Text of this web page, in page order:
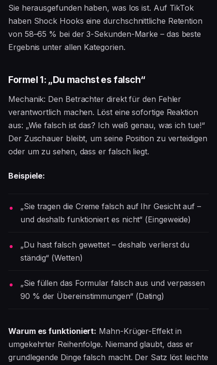
Sie herausgefunden haben, was los ist. Auf TikTok
haben Shock Hooks eine durchschnittliche Retention
von 58–65 % bei der 3-Sekunden-Marke – das beste
Ergebnis unter allen Kategorien.
Formel 1: „Du machst es falsch“
Mechanik: Den Betrachter direkt für den Fehler
verantwortlich machen. Löst eine sofortige Reaktion
aus: „Wie falsch ist das? Ich weiß genau, was ich tue!“
Der Zuschauer bleibt, um seine Position zu verteidigen
oder um zu sehen, dass er falsch liegt.
Beispiele:
„Sie tragen die Creme falsch auf Ihr Gesicht auf –
und deshalb funktioniert es nicht“ (Eingeweide)
„Du hast falsch gewettet – deshalb verlierst du
ständig“ (Wetten)
„Sie füllen das Formular falsch aus und verpassen
90 % der Übereinstimmungen“ (Dating)
Warum es funktioniert: Mahn-Krüger-Effekt in
umgekehrter Reihenfolge. Niemand glaubt, dass er
grundlegende Dinge falsch macht. Der Satz löst leichte